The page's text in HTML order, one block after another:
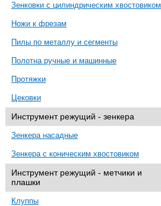
Зенковки с цилиндрическим хвостовиком
Ножи к фрезам
Пилы по металлу и сегменты
Полотна ручные и машинные
Протяжки
Цековки
Инструмент режущий - зенкера
Зенкера насадные
Зенкера с коническим хвостовиком
Инструмент режущий - метчики и
плашки
Клуппы